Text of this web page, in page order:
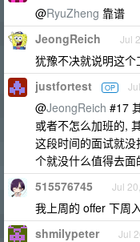
@RyuZheng 靠谱
JeongReich Jul
犹豫不决就说明这个
justfortest OP
@JeongReich #17
或者不怎么加班的,
这段时间的面试就
个就没什么值得去
515576745 Jul
我上周的 offer 下周
shmilypeter Jul